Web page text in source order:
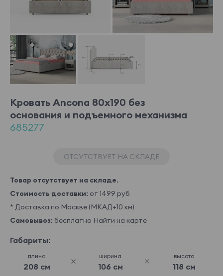
Кровать Ancona 80x190 без
основания и подъемного механизма
685277
ОТСУТСТВУЕТ НА СКЛАДЕ
Товар отсутствует на складе.
Стоимость доставки: от 1499 руб
* Доставка по Москве (МКАД+10 км)
Самовывоз: бесплатно Найти на карте
Габариты:
длина
208 см
ширина
106 см
высота
118 см